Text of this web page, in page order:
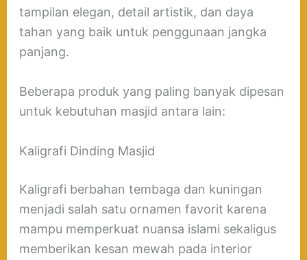
tampilan elegan, detail artistik, dan daya
tahan yang baik untuk penggunaan jangka
panjang.
Beberapa produk yang paling banyak dipesan
untuk kebutuhan masjid antara lain:
Kaligrafi Dinding Masjid
Kaligrafi berbahan tembaga dan kuningan
menjadi salah satu ornamen favorit karena
mampu memperkuat nuansa islami sekaligus
memberikan kesan mewah pada interior